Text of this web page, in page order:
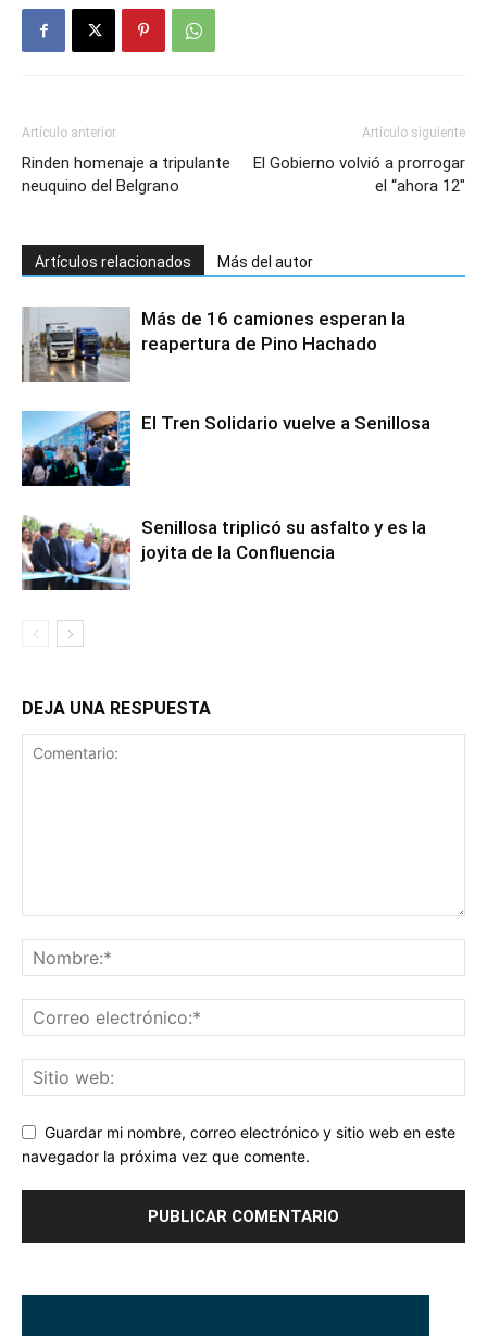
Artículo anterior
Rinden homenaje a tripulante
neuquino del Belgrano
Artículo siguiente
El Gobierno volvió a prorrogar
el “ahora 12″
Artículos relacionados Más del autor
Más de 16 camiones esperan la
reapertura de Pino Hachado
El Tren Solidario vuelve a Senillosa
Senillosa triplicó su asfalto y es la
joyita de la Confluencia
DEJA UNA RESPUESTA
Guardar mi nombre, correo electrónico y sitio web en este
navegador la próxima vez que comente.